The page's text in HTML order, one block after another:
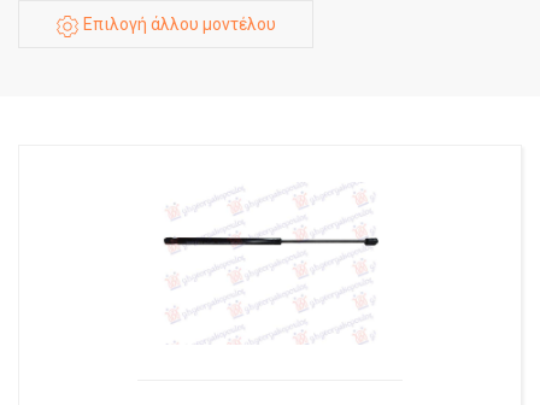
Επιλογή άλλου μοντέλου